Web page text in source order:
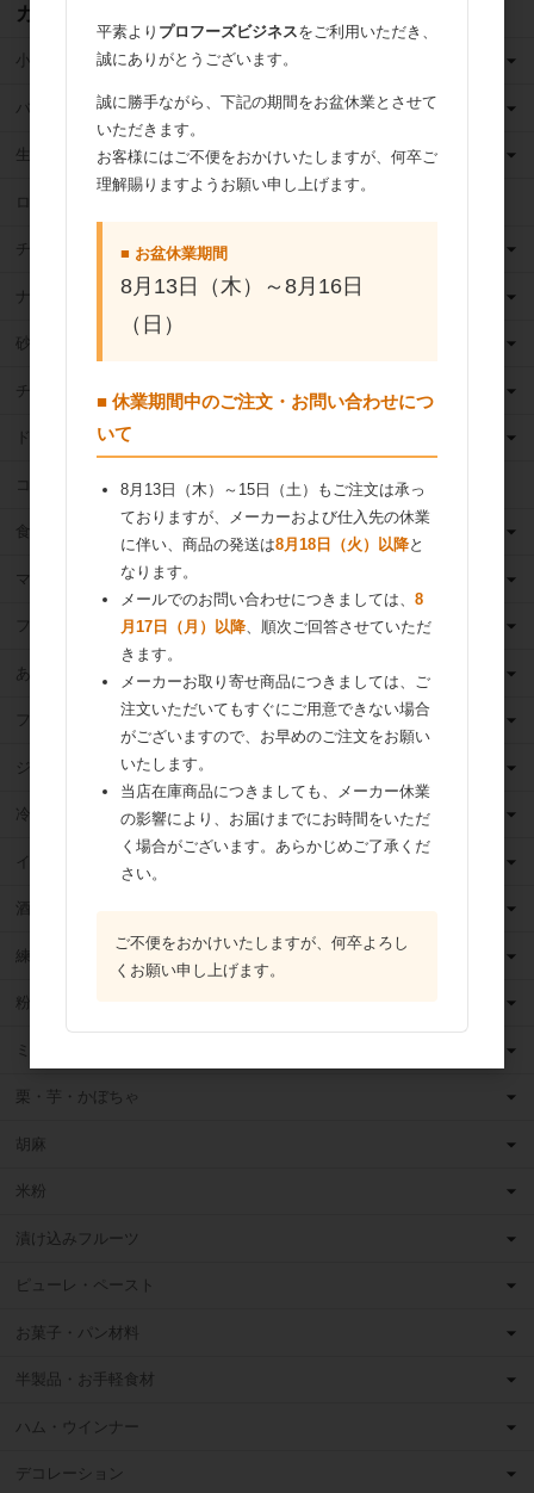
カテゴリ
小麦粉
バター
生クリーム
ロングライフ牛乳
チーズ
ナッツ
砂糖
チョコレート
ドライフルーツ
食用油
マーガリン
フィリング
あんこ
フルーツ（果物）缶詰
ジャム
冷凍フルーツ
イースト・酵母
酒類
練乳
粉 乳
ミックス粉
栗・芋・かぼちゃ
胡麻
米粉
漬け込みフルーツ
ピューレ・ペースト
お菓子・パン材料
半製品・お手軽食材
ハム・ウインナー
デコレーション
平素より プロフーズビジネスをご利用いただき、
誠にありがとうございます。
誠に勝手ながら、下記の期間をお盆休業とさせて
いただきます。
お客様にはご不便をおかけいたしますが、何卒ご
理解賜りますようお願い申し上げます。
■ お盆休業期間
8月13日（木）～8月16日
（日）
■ 休業期間中のご注文・お問い合わせにつ
いて
8月13日（木）～15日（土）もご注文は承っ
ておりますが、メーカーおよび仕入先の休業
に伴い、商品の発送は8月18日（火）以降と
なります。
メールでのお問い合わせにつきましては、 8
月17日（月）以降、順次ご回答させていただ
きます。
メーカーお取り寄せ商品につきましては、ご
注文いただいてもすぐにご用意できない場合
がございますので、お早めのご注文をお願い
いたします。
当店在庫商品につきましても、メーカー休業
の影響により、お届けまでにお時間をいただ
く場合がございます。あらかじめご了承くだ
さい。
ご不便をおかけいたしますが、何卒よろし
くお願い申し上げます。